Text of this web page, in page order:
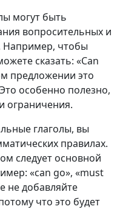
могут быть
вопросительных и
Например, чтобы
сказать: «Can
предложении это
особенно полезно,
ограничения.
глаголы, вы
правилах.
следует основной
«can go», «must
не добавляйте
что это будет